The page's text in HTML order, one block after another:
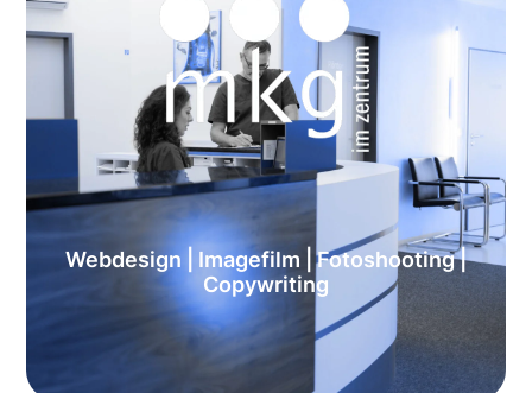
Webdesign | Imagefilm | Fotoshooting |
Copywriting